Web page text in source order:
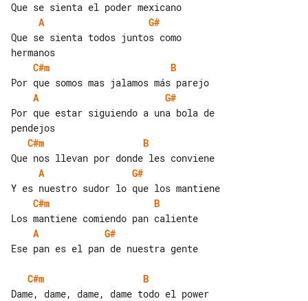
A
G#
Que se sienta todos juntos como
C#m
B
A
G#
Por que estar siguiendo a una bola de
C#m
B
A
G#
C#m
B
A
G#
Ese pan es el pan de nuestra gente
C#m
B